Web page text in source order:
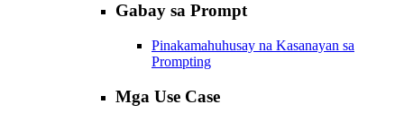
Gabay sa Prompt
Pinakamahuhusay na Kasanayan sa
Prompting
Mga Use Case